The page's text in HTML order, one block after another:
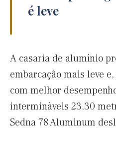
é leve
A casaria de alumínio
embarcação mais leve
com melhor
intermináveis 23,30
Sedna 78 Aluminum